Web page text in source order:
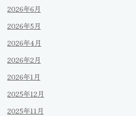
2026年6月
2026年5月
2026年4月
2026年2月
2026年1月
2025年12月
2025年11月